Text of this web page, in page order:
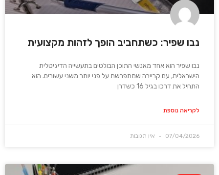
נבו שפיר: כשתחביב הופך לזהות מקצועית
נבו שפיר הוא אחד מאנשי התוכן הבולטים בתעשייה הדיגיטלית
הישראלית, עם קריירה שמתפרשת על פני יותר משני עשורים. הוא
התחיל את דרכו בגיל 16 כשדרן
לקריאה נוספת
07/04/2026 אין תגובות